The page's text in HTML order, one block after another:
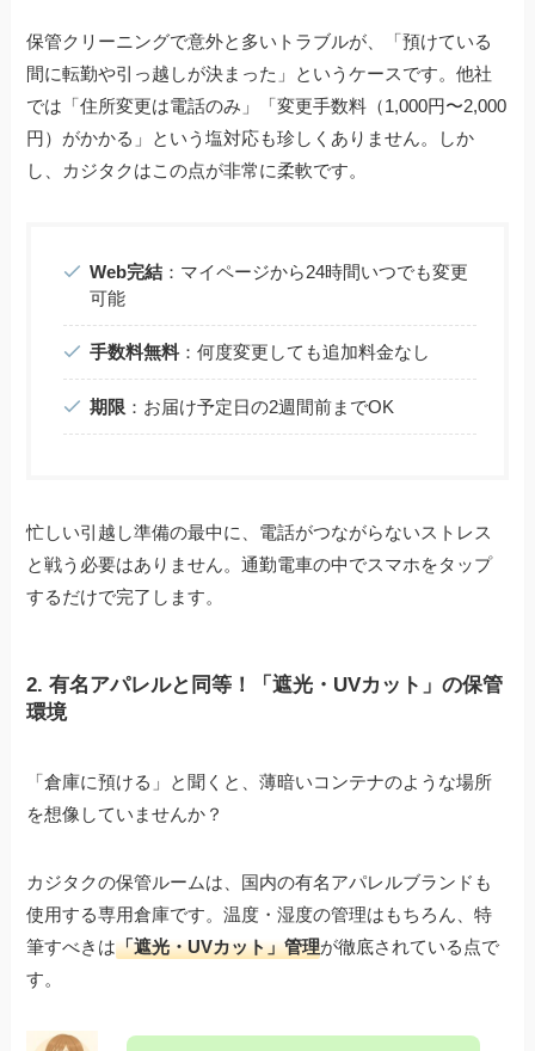
保管クリーニングで意外と多いトラブルが、「預けている
間に転勤や引っ越しが決まった」というケースです。他社
では「住所変更は電話のみ」「変更手数料（1,000円〜2,000
円）がかかる」という塩対応も珍しくありません。しか
し、カジタクはこの点が非常に柔軟です。
Web完結 ：マイページから24時間いつでも変更
可能
手数料無料 ：何度変更しても追加料金なし
期限 ：お届け予定日の2週間前までOK
忙しい引越し準備の最中に、電話がつながらないストレス
と戦う必要はありません。通勤電車の中でスマホをタップ
するだけで完了します。
2. 有名アパレルと同等！「遮光・UVカット」の保管
環境
「倉庫に預ける」と聞くと、薄暗いコンテナのような場所
を想像していませんか？
カジタクの保管ルームは、国内の有名アパレルブランドも
使用する専用倉庫です。温度・湿度の管理はもちろん、特
筆すべきは「遮光・UVカット」管理が徹底されている点で
す。